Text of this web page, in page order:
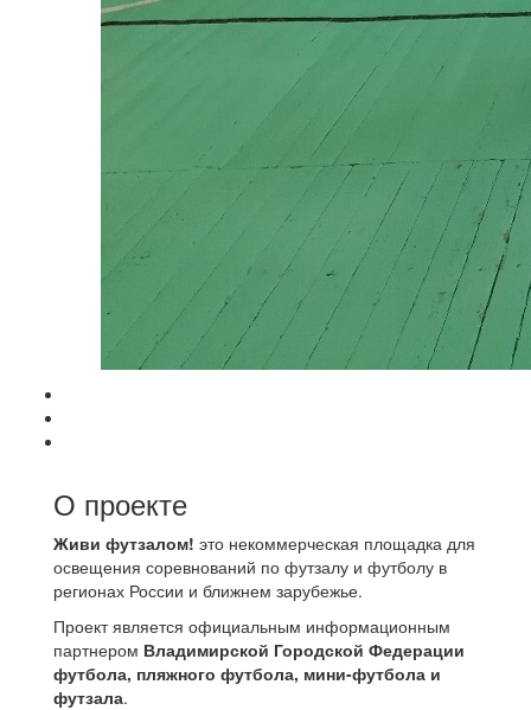
О проекте
Живи футзалом! это некоммерческая площадка для
освещения соревнований по футзалу и футболу в
регионах России и ближнем зарубежье.
Проект является официальным информационным
партнером Владимирской Городской Федерации
футбола, пляжного футбола, мини-футбола и
футзала.